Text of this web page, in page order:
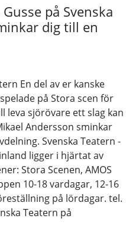
Gusse på Svenska
dig till en
En del av er kanske
på Stora scen för
leva sjörövare ett slag kan
Andersson sminkar
Svenska Teatern -
ligger i hjärtat av
Stora Scenen, AMOS
10-18 vardagar, 12-16
på lördagar. tel.
Teatern på